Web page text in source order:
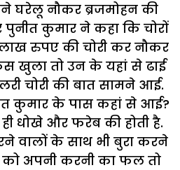
घरेलू नौकर ब्रजमोहन की
पुनीत कुमार ने कहा कि चोरों
रुपए की चोरी कर नौकर
खुला तो उन के यहां से ढाई
चोरी की बात सामने आई.
कुमार के पास कहां से आई?
धोखे और फरेब की होती है.
वालों के साथ भी बुरा करने
अपनी करनी का फल तो